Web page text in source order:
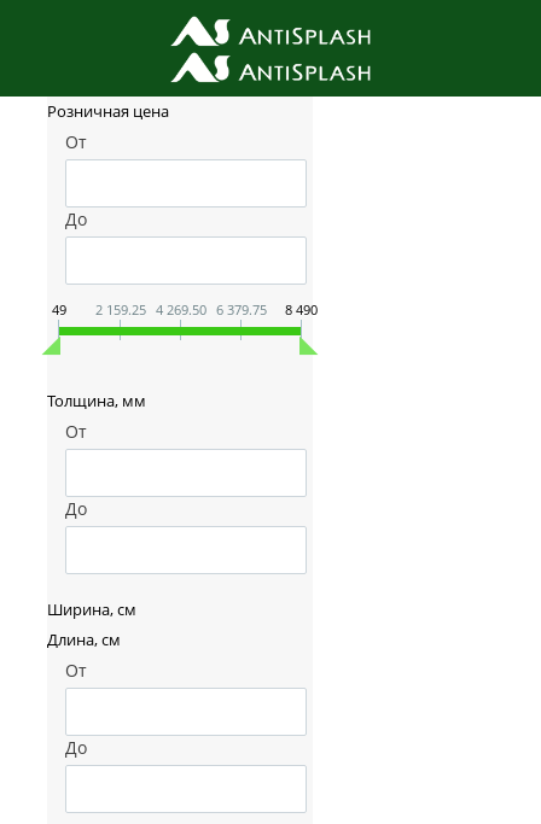
Фильтр товаров
Розничная цена
От
До
49 2 159.25 4 269.50 6 379.75 8 490
Толщина, мм
От
До
Ширина, см
Длина, см
От
До